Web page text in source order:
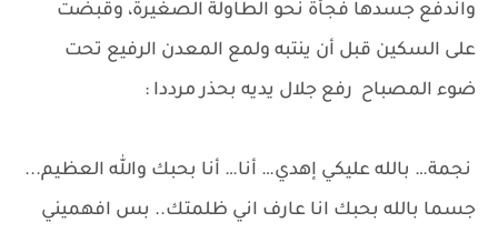
واندفع جسدها فجأة نحو الطاولة الصغيرة، وقبضت
على السكين قبل أن ينتبه ولمع المعدن الرفيع تحت
ضوء المصباح رفع جلال يديه بحذر مرددا :
نجمة… بالله عليكي إهدي… أنا… أنا بحبك والله العظيم...
جسما بالله بحبك انا عارف اني ظلمتك.. بس افهميني